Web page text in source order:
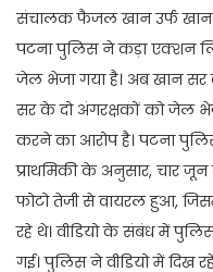
संचालक फैजल खान उर्फ
पटना पुलिस ने कड़ा एक्शन
जेल भेजा गया है। अब खान सर
सर के दो अंगरक्षकों को जेल
करने का आरोप है। पटना
प्राथमिकी के अनुसार, चार
फोटो तेजी से वायरल हुआ,
रहे थे। वीडियो के संबंध में
गई। पुलिस ने वीडियो में दिख